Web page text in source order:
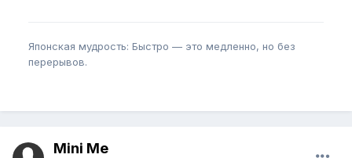
Японская мудрость: Быстро — это медленно, но без
перерывов.
Mini Me